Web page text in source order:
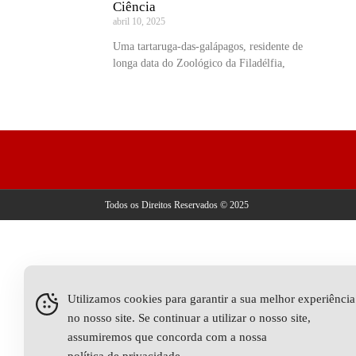
Ciência
abril 10, 2025
Uma tartaruga-das-galápagos, residente de
longa data do Zoológico da Filadélfia,
Todos os Direitos Reservados © 2025
Utilizamos cookies para garantir a sua melhor experiência
no nosso site. Se continuar a utilizar o nosso site,
assumiremos que concorda com a nossa